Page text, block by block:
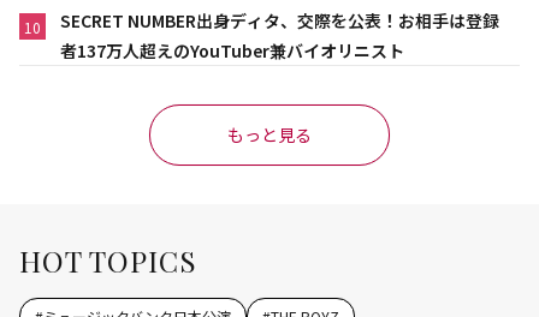
10
SECRET NUMBER出身ディタ、交際を公表！お相手は登録
者137万人超えのYouTuber兼バイオリニスト
もっと見る
HOT TOPICS